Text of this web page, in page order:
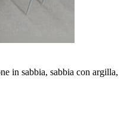
in sabbia, sabbia con argilla,